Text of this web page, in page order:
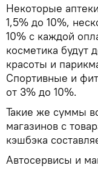
Некоторые
1,5% до 10%,
10% с каждой
косметика будут
красоты и
Спортивные и
от 3% до 10%.
Такие же суммы
магазинов с
кэшбэка
Автосервисы и